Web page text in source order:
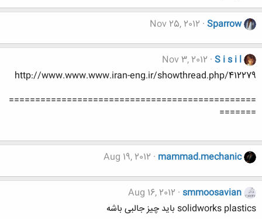
Sparrow
Nov 25, 2012
S i s i l
Nov 3, 2012
http://www.www.www.iran-eng.ir/showthread.php/412279
===============================================
=======
mammad.mechanic
Aug 19, 2012
smmoosavian
Aug 16, 2012
solidworks plastics باید چیز جالبی باشه